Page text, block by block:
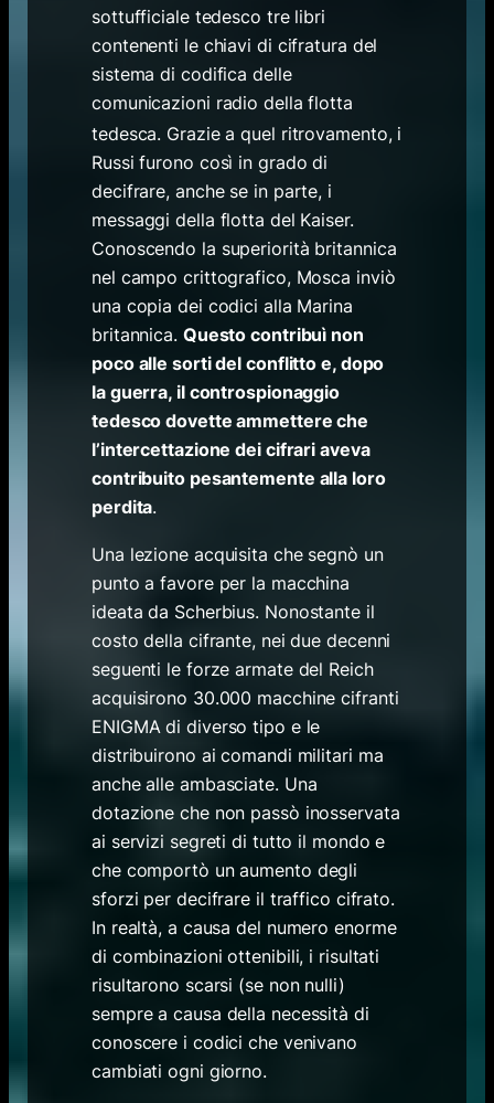
sottufficiale tedesco tre libri
contenenti le chiavi di cifratura del
sistema di codifica delle
comunicazioni radio della flotta
tedesca. Grazie a quel ritrovamento, i
Russi furono così in grado di
decifrare, anche se in parte, i
messaggi della flotta del Kaiser.
Conoscendo la superiorità britannica
nel campo crittografico, Mosca inviò
una copia dei codici alla Marina
britannica. Questo contribuì non
poco alle sorti del conflitto e, dopo
la guerra, il controspionaggio
tedesco dovette ammettere che
l’intercettazione dei cifrari aveva
contribuito pesantemente alla loro
perdita.
Una lezione acquisita che segnò un
punto a favore per la macchina
ideata da Scherbius. Nonostante il
costo della cifrante, nei due decenni
seguenti le forze armate del Reich
acquisirono 30.000 macchine cifranti
ENIGMA di diverso tipo e le
distribuirono ai comandi militari ma
anche alle ambasciate. Una
dotazione che non passò inosservata
ai servizi segreti di tutto il mondo e
che comportò un aumento degli
sforzi per decifrare il traffico cifrato.
In realtà, a causa del numero enorme
di combinazioni ottenibili, i risultati
risultarono scarsi (se non nulli)
sempre a causa della necessità di
conoscere i codici che venivano
cambiati ogni giorno.